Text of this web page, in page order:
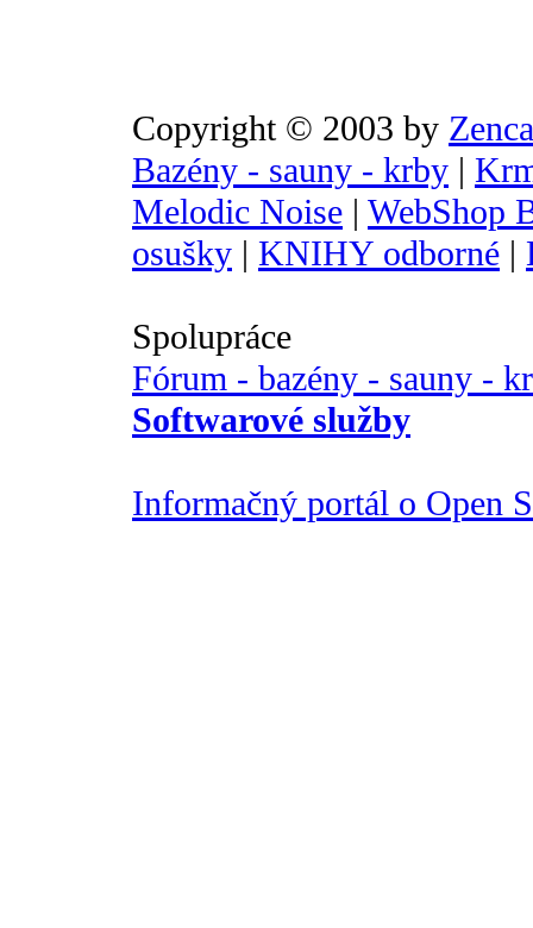
Copyright © 2003 by
Bazény - sauny - krby |
Melodic Noise | WebShop
osušky | KNIHY odborné |
Spolupráce
Fórum - bazény - sauny -
Softwarové služby
Informačný portál o Open